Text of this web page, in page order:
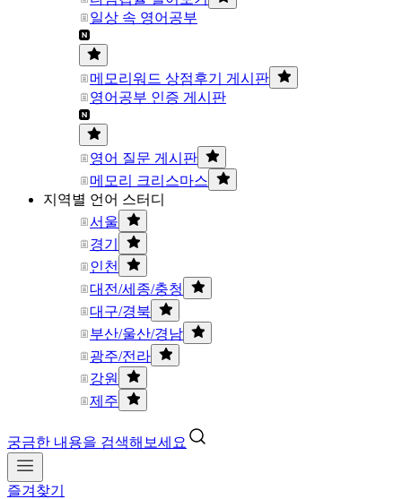
일상 속 영어공부
메모리워드 상점후기 게시판
영어공부 인증 게시판
영어 질문 게시판
메모리 크리스마스
지역별 언어 스터디
서울
경기
인천
대전/세종/충청
대구/경북
부산/울산/경남
광주/전라
강원
제주
궁금한 내용을 검색해보세요
즐겨찾기